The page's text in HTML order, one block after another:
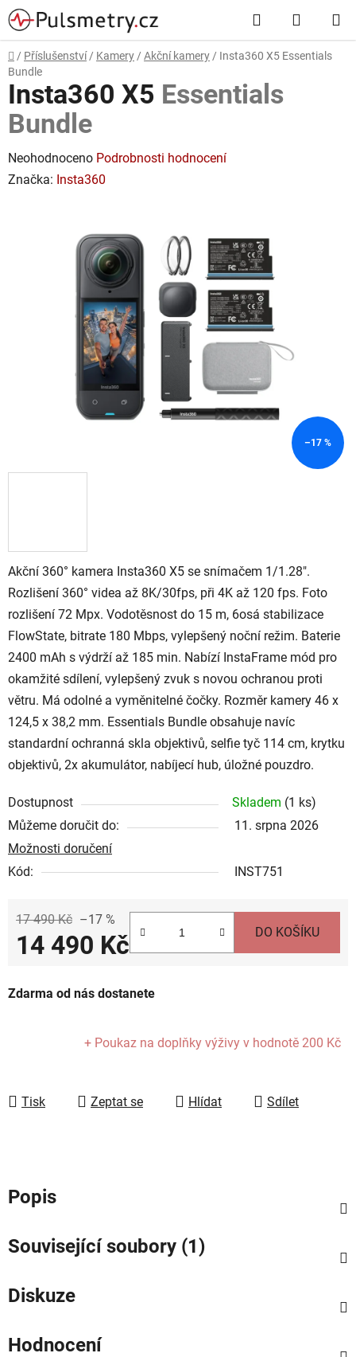
Přejít
na
obsah
Hledat
KOŠÍK
Domů
/ Příslušenství / Kamery / Akční kamery / Insta360 X5 Essentials
Bundle
Akční 360° kamera Insta360 X5 se snímačem 1/1.28".
Rozlišení 360° videa až 8K/30fps, při 4K až 120 fps. Foto
rozlišení 72 Mpx. Vodotěsnost do 15 m, 6osá stabilizace
FlowState, bitrate 180 Mbps, vylepšený noční režim. Baterie
2400 mAh s výdrží až 185 min. Nabízí InstaFrame mód pro
okamžité sdílení, vylepšený zvuk s novou ochranou proti
větru. Má odolné a vyměnitelné čočky. Rozměr kamery 46 x
124,5 x 38,2 mm. Essentials Bundle obsahuje navíc
standardní ochranná skla objektivů, selfie tyč 114 cm, krytku
objektivů, 2x akumulátor, nabíjecí hub, úložné pouzdro.
Dostupnost Skladem (1 ks)
Můžeme doručit do:
11. srpna 2026
Možnosti doručení
Kód:
INST751
17 490 Kč –17 %
14 490 Kč DO KOŠÍKU
Zdarma od nás dostanete
+ Poukaz na doplňky výživy v hodnotě 200 Kč
Tisk Zeptat se Hlídat Sdílet
Insta360 X5 Essentials
Bundle
Průměrné
hodnocení
Neohodnoceno Podrobnosti hodnocení
Značka: Insta360
–17 %
Popis
Související soubory (1)
Diskuze
Hodnocení